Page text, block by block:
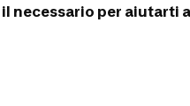
necessario per aiutarti